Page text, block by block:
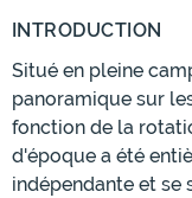
INTRODUCTION
Situé en pleine
panoramique sur
fonction de la
d'époque a été
indépendante et se